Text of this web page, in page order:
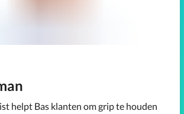
helpt Bas klanten om grip te houden